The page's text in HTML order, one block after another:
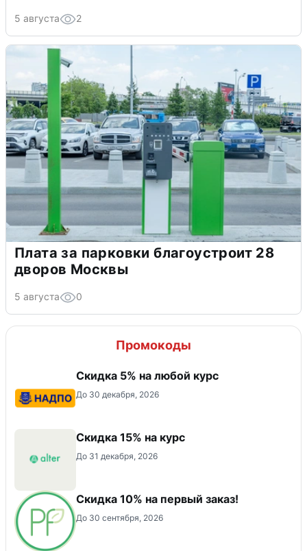
5 августа 2
Плата за парковки благоустроит 28
дворов Москвы
5 августа 0
Промокоды
Скидка 5% на любой курс
До 30 декабря, 2026
Скидка 15% на курс
До 31 декабря, 2026
Скидка 10% на первый заказ!
До 30 сентября, 2026